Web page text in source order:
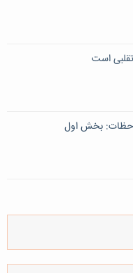
است
بخش اول